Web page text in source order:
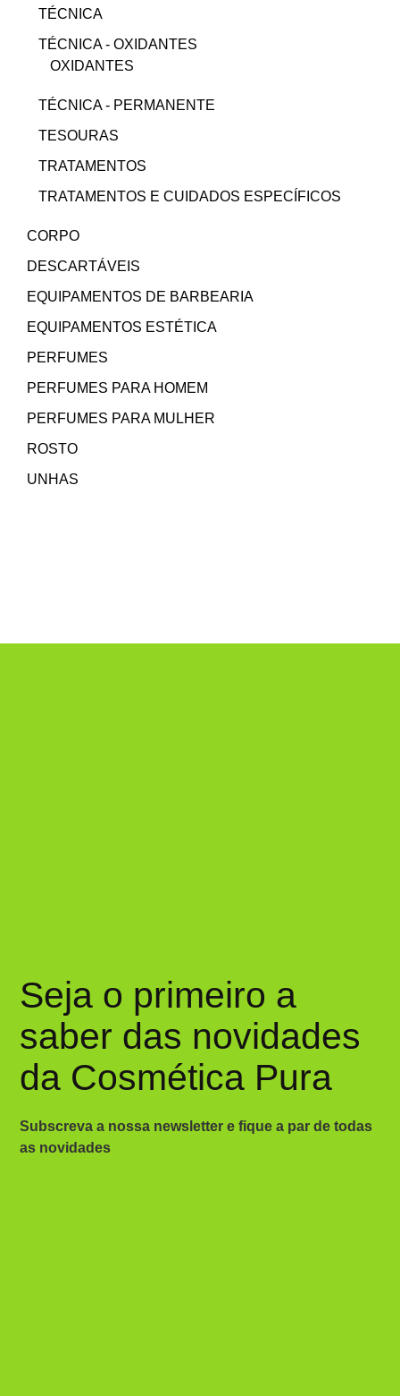
TÉCNICA
TÉCNICA - OXIDANTES
OXIDANTES
TÉCNICA - PERMANENTE
TESOURAS
TRATAMENTOS
TRATAMENTOS E CUIDADOS ESPECÍFICOS
CORPO
DESCARTÁVEIS
EQUIPAMENTOS DE BARBEARIA
EQUIPAMENTOS ESTÉTICA
PERFUMES
PERFUMES PARA HOMEM
PERFUMES PARA MULHER
ROSTO
UNHAS
Seja o primeiro a
saber das novidades
da Cosmética Pura
Subscreva a nossa newsletter e fique a par de todas
as novidades